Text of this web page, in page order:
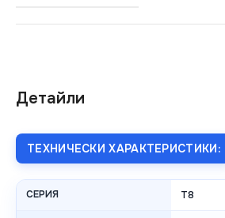
Детайли
ТЕХНИЧЕСКИ ХАРАКТЕРИСТИКИ:
СЕРИЯ T8